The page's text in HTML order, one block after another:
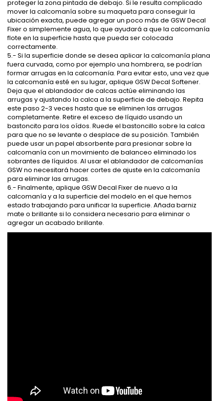
proteger la zona pintada de debajo. Si le resulta complicado
mover la calcomanía sobre su maqueta para conseguir la
ubicación exacta, puede agregar un poco más de GSW Decal
Fixer o simplemente agua, lo que ayudará a que la calcomanía
flote en la superficie hasta que pueda ser colocada
correctamente.
5.- Si la superficie donde se desea aplicar la calcomanía plana
fuera curvada, como por ejemplo una hombrera, se podrían
formar arrugas en la calcomanía. Para evitar esto, una vez que
la calcomanía esté en su lugar, aplique GSW Decal Softener.
Deja que el ablandador de calcas actúe eliminando las
arrugas y ajustando la calca a la superficie de debajo. Repita
este paso 2-3 veces hasta que se eliminen las arrugas
completamente. Retire el exceso de líquido usando un
bastoncito para los oídos. Ruede el bastoncillo sobre la calca
para que no se levante o desplace de su posición. También
puede usar un papel absorbente para presionar sobre la
calcomanía con un movimiento de balanceo eliminado los
sobrantes de líquidos. Al usar el ablandador de calcomanías
GSW no necesitará hacer cortes de ajuste en la calcomanía
para eliminar las arrugas.
6.- Finalmente, aplique GSW Decal Fixer de nuevo a la
calcomanía y a la superficie del modelo en el que hemos
estado trabajando para unificar la superficie. Añada barniz
mate o brillante si lo considera necesario para eliminar o
agregar un acabado brillante.